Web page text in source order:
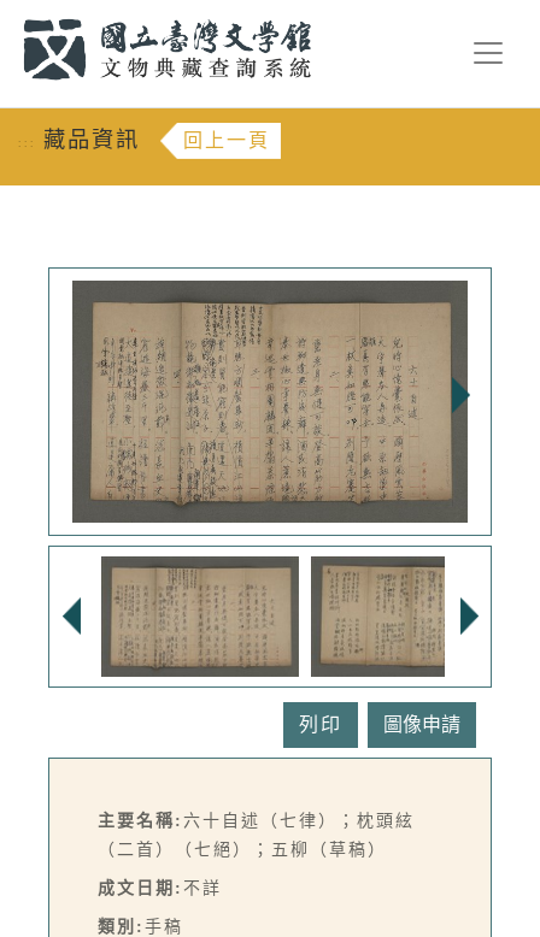
::: 藏品資訊 回上一頁
列印
主要名稱: 六十自述（七律）；枕頭絃
（二首）（七絕）；五柳（草稿）
成文日期: 不詳
類別: 手稿